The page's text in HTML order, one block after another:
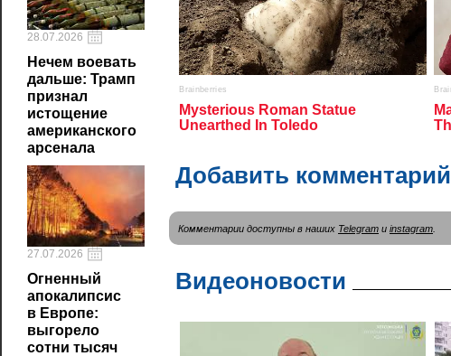
28.07.2026
Нечем воевать
дальше: Трамп
признал
истощение
американского
арсенала
27.07.2026
Огненный
апокалипсис
в Европе:
выгорело
сотни тысяч
Добавить комментарий
Комментарии доступны в наших Telegram и instagram
Видеоновости